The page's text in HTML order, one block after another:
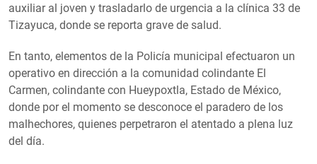
auxiliar al joven y trasladarlo de urgencia a la clínica 33 de
Tizayuca, donde se reporta grave de salud.
En tanto, elementos de la Policía municipal efectuaron un
operativo en dirección a la comunidad colindante El
Carmen, colindante con Hueypoxtla, Estado de México,
donde por el momento se desconoce el paradero de los
malhechores, quienes perpetraron el atentado a plena luz
del día.